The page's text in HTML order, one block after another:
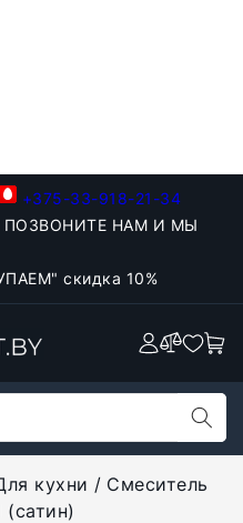
+375-33-918-21-34
НАМ И МЫ
скидка 10%
кухни
Смеситель
(сатин)